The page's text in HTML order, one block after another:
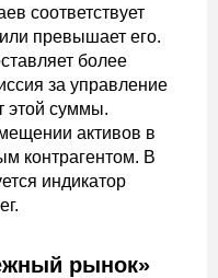
соответствует
превышает его.
более
за управление
этой суммы.
активов в
контрагентом. В
индикатор
рынок»